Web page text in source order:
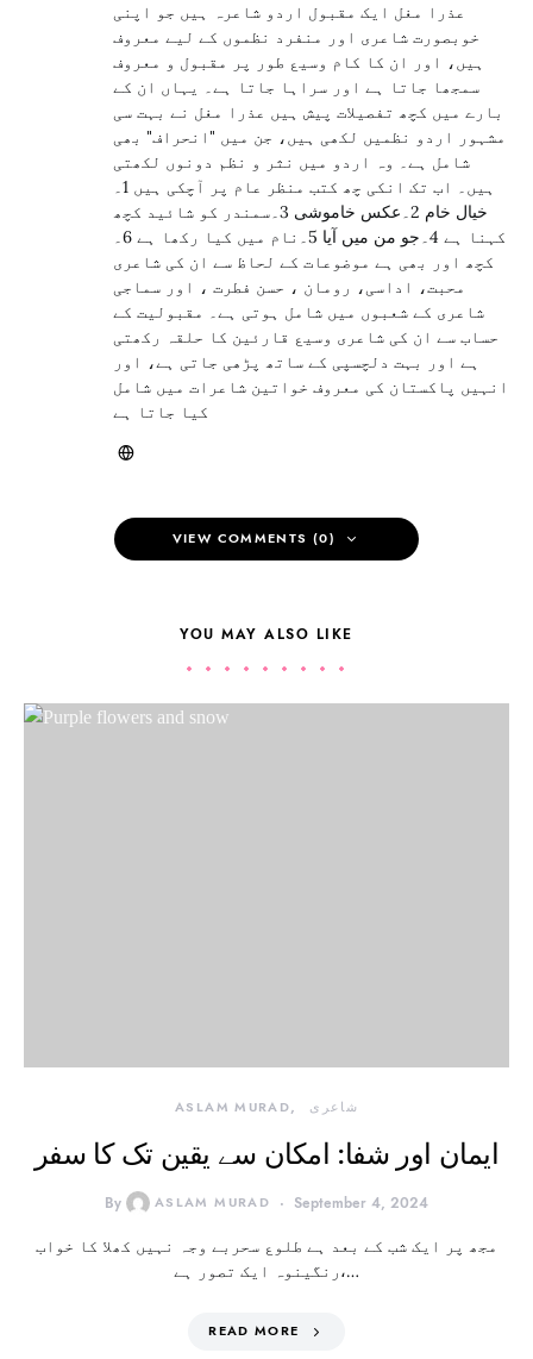
عذرا مغل ایک مقبول اردو شاعرہ ہیں جو اپنی
خوبصورت شاعری اور منفرد نظموں کے لیے معروف
ہیں، اور ان کا کام وسیع طور پر مقبول و معروف
سمجھا جاتا ہے اور سراہا جاتا ہے۔ یہاں ان کے
بارے میں کچھ تفصیلات پیش ہیں عذرا مغل نے بہت سی
مشہور اردو نظمیں لکھی ہیں، جن میں "انحراف" بھی
شامل ہے۔ وہ اردو میں نثر و نظم دونوں لکھتی
ہیں۔ اب تک انکی چھ کتب منظر عام پر آچکی ہیں 1۔
خیال خام 2۔عکس خاموشی 3۔سمندر کو شائید کچھ
کہنا ہے 4۔جو من میں آیا 5۔نام میں کیا رکھا ہے 6۔
کچھ اور بھی ہے موضوعات کے لحاظ سے ان کی شاعری
محبت، اداسی، رومان ، حسن فطرت ، اور سماجی
شاعری کے شعبوں میں شامل ہوتی ہے۔ مقبولیت کے
حساب سے ان کی شاعری وسیع قارئین کا حلقہ رکھتی
ہے اور بہت دلچسپی کے ساتھ پڑھی جاتی ہے، اور
انہیں پاکستان کی معروف خواتین شاعرات میں شامل
کیا جاتا ہے
VIEW COMMENTS (0)
YOU MAY ALSO LIKE
ASLAM MURAD شاعری
ایمان اور شفا: امکان سے یقین تک کا سفر
By ASLAM MURAD September 4, 2024
مجھ پر ایک شب کے بعد ہے طلوع سحربے وجہ نہیں کھلا کا خواب
رنگینوہ ایک تصور ہے،…
READ MORE